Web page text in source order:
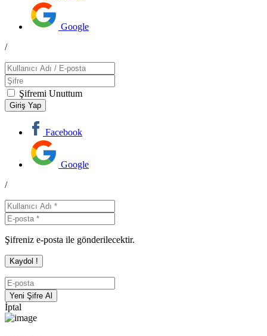
Google
/
Şifremi Unuttum
Facebook
Google
/
Şifreniz e-posta ile gönderilecektir.
İptal